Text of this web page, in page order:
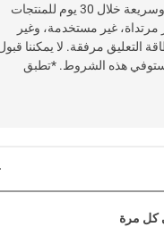
خدمة إرجاع سهلة وسريعة خلال 30 يوم للمنتجات
غير مستخدمة، وغير
التعليق مرفقة. لا يمكننا
هذه الشروط. *تطبق
كل مرة